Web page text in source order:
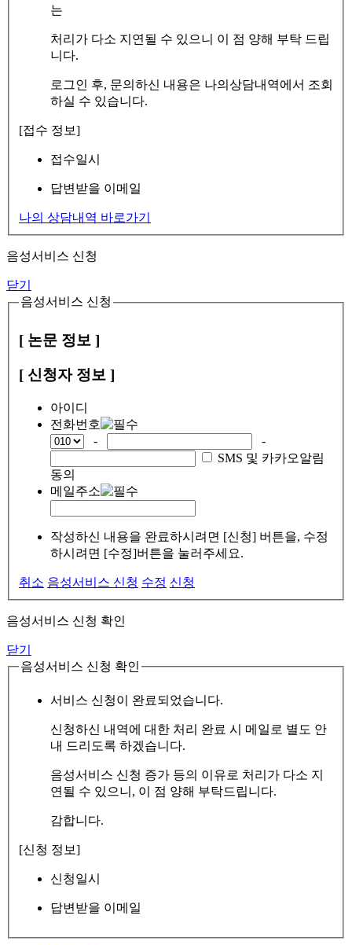
는
처리가 다소 지연될 수 있으니 이 점 양해 부탁 드립
니다.
로그인 후, 문의하신 내용은 나의상담내역에서 조회
하실 수 있습니다.
[접수 정보]
접수일시
답변받을 이메일
나의 상담내역 바로가기
음성서비스 신청
닫기
음성서비스 신청
[ 논문 정보 ]
[ 신청자 정보 ]
아이디
전화번호
-
-
SMS 및 카카오알림
동의
메일주소
작성하신 내용을 완료하시려면 [신청] 버튼을, 수정
하시려면 [수정]버튼을 눌러주세요.
취소 음성서비스 신청 수정 신청
음성서비스 신청 확인
닫기
음성서비스 신청 확인
서비스 신청이 완료되었습니다.
신청하신 내역에 대한 처리 완료 시 메일로 별도 안
내 드리도록 하겠습니다.
음성서비스 신청 증가 등의 이유로 처리가 다소 지
연될 수 있으니, 이 점 양해 부탁드립니다.
감합니다.
[신청 정보]
신청일시
답변받을 이메일